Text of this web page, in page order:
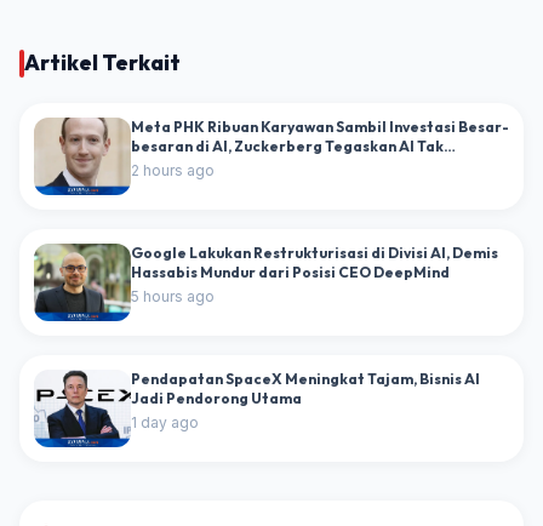
Artikel Terkait
Meta PHK Ribuan Karyawan Sambil Investasi Besar-
besaran di AI, Zuckerberg Tegaskan AI Tak
Gantikan Manusia
2 hours ago
Google Lakukan Restrukturisasi di Divisi AI, Demis
Hassabis Mundur dari Posisi CEO DeepMind
5 hours ago
Pendapatan SpaceX Meningkat Tajam, Bisnis AI
Jadi Pendorong Utama
1 day ago